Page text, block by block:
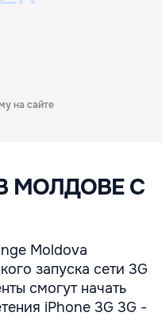
на сайте
В МОЛДОВЕ С
Moldova
запуска сети 3G
смогут начать
iPhone 3G 3G -